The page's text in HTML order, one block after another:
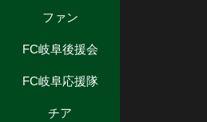
ファン
FC岐阜後援会
FC岐阜応援隊
チア